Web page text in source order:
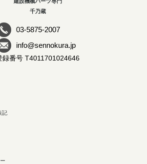
千乃蔵
03-5875-2007
info@sennokura.jp
録番号 T4011701024646
記